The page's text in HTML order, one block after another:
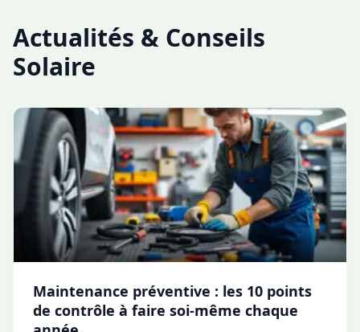
Actualités & Conseils
Solaire
Maintenance préventive : les 10 points
de contrôle à faire soi-même chaque